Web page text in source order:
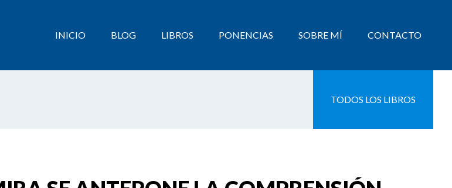
INICIO BLOG LIBROS PONENCIAS SOBRE MÍ CONTACTO
TODOS LOS LIBROS